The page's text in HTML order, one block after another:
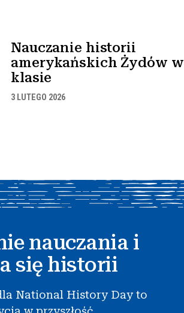
Nauczanie historii
amerykańskich Żydów w
klasie
3 LUTEGO 2026
nauczania i
się historii
National History Day to